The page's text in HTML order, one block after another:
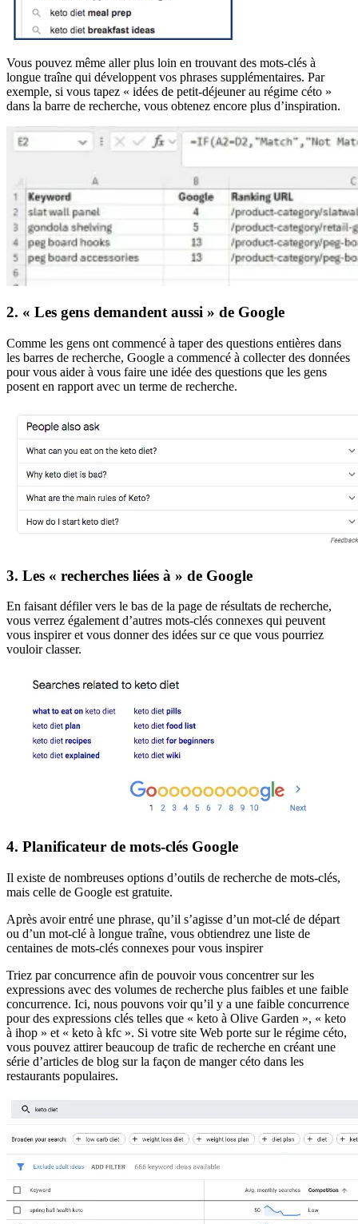
Vous pouvez même aller plus loin en trouvant des mots-clés à
longue traîne qui développent vos phrases supplémentaires. Par
exemple, si vous tapez « idées de petit-déjeuner au régime céto »
dans la barre de recherche, vous obtenez encore plus d’inspiration.
2. « Les gens demandent aussi » de Google
Comme les gens ont commencé à taper des questions entières dans
les barres de recherche, Google a commencé à collecter des données
pour vous aider à vous faire une idée des questions que les gens
posent en rapport avec un terme de recherche.
3. Les « recherches liées à » de Google
En faisant défiler vers le bas de la page de résultats de recherche,
vous verrez également d’autres mots-clés connexes qui peuvent
vous inspirer et vous donner des idées sur ce que vous pourriez
vouloir classer.
4. Planificateur de mots-clés Google
Il existe de nombreuses options d’outils de recherche de mots-clés,
mais celle de Google est gratuite.
Après avoir entré une phrase, qu’il s’agisse d’un mot-clé de départ
ou d’un mot-clé à longue traîne, vous obtiendrez une liste de
centaines de mots-clés connexes pour vous inspirer
Triez par concurrence afin de pouvoir vous concentrer sur les
expressions avec des volumes de recherche plus faibles et une faible
concurrence. Ici, nous pouvons voir qu’il y a une faible concurrence
pour des expressions clés telles que « keto à Olive Garden », « keto
à ihop » et « keto à kfc ». Si votre site Web porte sur le régime céto,
vous pouvez attirer beaucoup de trafic de recherche en créant une
série d’articles de blog sur la façon de manger céto dans les
restaurants populaires.